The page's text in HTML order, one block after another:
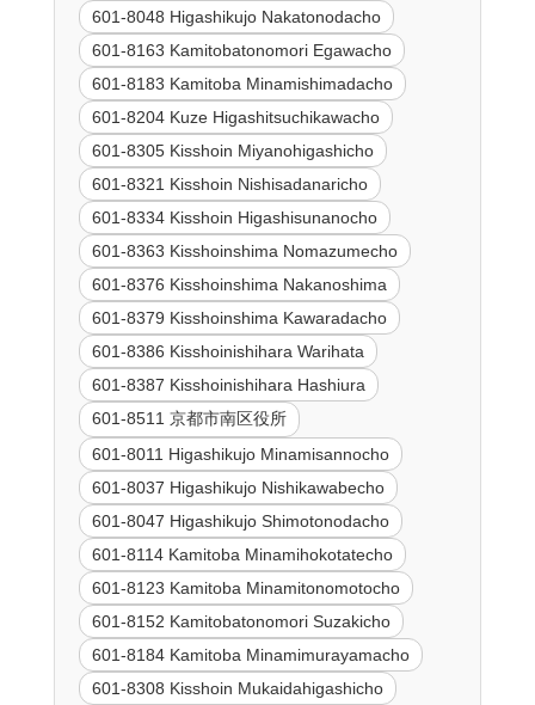
601-8048 Higashikujo Nakatonodacho
601-8163 Kamitobatonomori Egawacho
601-8183 Kamitoba Minamishimadacho
601-8204 Kuze Higashitsuchikawacho
601-8305 Kisshoin Miyanohigashicho
601-8321 Kisshoin Nishisadanaricho
601-8334 Kisshoin Higashisunanocho
601-8363 Kisshoinshima Nomazumecho
601-8376 Kisshoinshima Nakanoshima
601-8379 Kisshoinshima Kawaradacho
601-8386 Kisshoinishihara Warihata
601-8387 Kisshoinishihara Hashiura
601-8511 京都市南区役所
601-8011 Higashikujo Minamisannocho
601-8037 Higashikujo Nishikawabecho
601-8047 Higashikujo Shimotonodacho
601-8114 Kamitoba Minamihokotatecho
601-8123 Kamitoba Minamitonomotocho
601-8152 Kamitobatonomori Suzakicho
601-8184 Kamitoba Minamimurayamacho
601-8308 Kisshoin Mukaidahigashicho